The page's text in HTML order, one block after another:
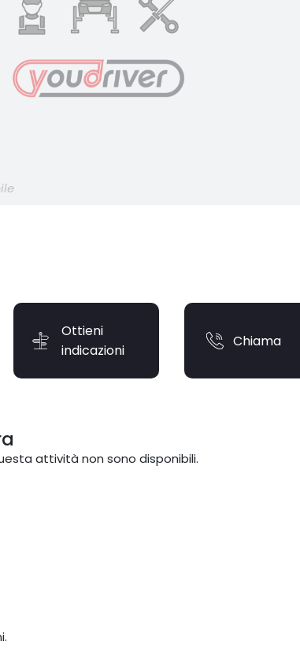
Ottieni
indicazioni
Chiama
attività non sono disponibili.